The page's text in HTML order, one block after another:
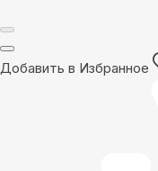
Добавить в Избранное